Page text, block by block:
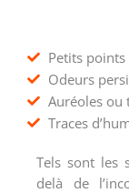
Petits
Odeurs
Auréoles ou
Traces
Tels sont les
delà de